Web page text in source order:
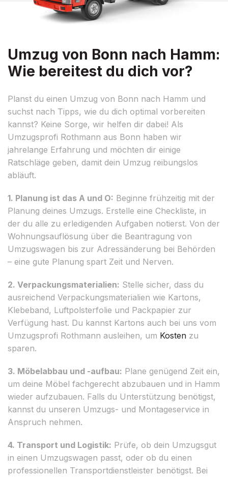
Umzug von Bonn nach Hamm:
Wie bereitest du dich vor?
Planst du einen Umzug von Bonn nach Hamm und
suchst nach Tipps, wie du dich optimal vorbereiten
kannst? Keine Sorge, wir helfen dir dabei! Als
Umzugsprofi Rothmann aus Bonn haben wir
jahrelange Erfahrung und möchten dir einige
Ratschläge geben, damit dein Umzug reibungslos
abläuft.
1. Planung ist das A und O: Beginne frühzeitig mit der
Planung deines Umzugs. Erstelle eine Checkliste, in
der du alle zu erledigenden Aufgaben notierst. Von der
Wohnungsauflösung über die Beantragung von
Umzugswagen bis zur Adressänderung bei Behörden
– eine gute Planung spart Zeit und Nerven.
2. Verpackungsmaterialien: Stelle sicher, dass du
ausreichend Verpackungsmaterialien wie Kartons,
Klebeband, Luftpolsterfolie und Packpapier zur
Verfügung hast. Du kannst Kartons auch bei uns vom
Umzugsprofi Rothmann ausleihen, um Kosten zu
sparen.
3. Möbelabbau und -aufbau: Plane genügend Zeit ein,
um deine Möbel fachgerecht abzubauen und in Hamm
wieder aufzubauen. Falls du Unterstützung benötigst,
kannst du unseren Umzugs- und Montageservice in
Anspruch nehmen.
4. Transport und Logistik: Prüfe, ob dein Umzugsgut
in einen Umzugswagen passt, oder ob du einen
professionellen Transportdienstleister benötigst. Bei